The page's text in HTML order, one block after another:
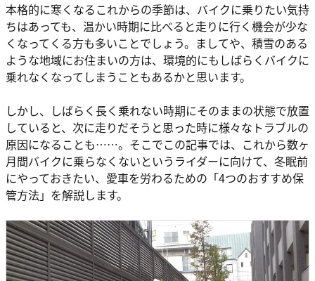
本格的に寒くなるこれからの季節は、バイクに乗りたい気持
ちはあっても、温かい時期に比べると走りに行く機会が少な
くなってくる方も多いことでしょう。ましてや、積雪のある
ような地域にお住まいの方は、環境的にもしばらくバイクに
乗れなくなってしまうこともあるかと思います。
しかし、しばらく長く乗れない時期にそのままの状態で放置
していると、次に走りだそうと思った時に様々なトラブルの
原因になることも……。そこでこの記事では、これから数ヶ
月間バイクに乗らなくないというライダーに向けて、冬眠前
にやっておきたい、愛車を労わるための「4つのおすすめ保
管方法」を解説します。